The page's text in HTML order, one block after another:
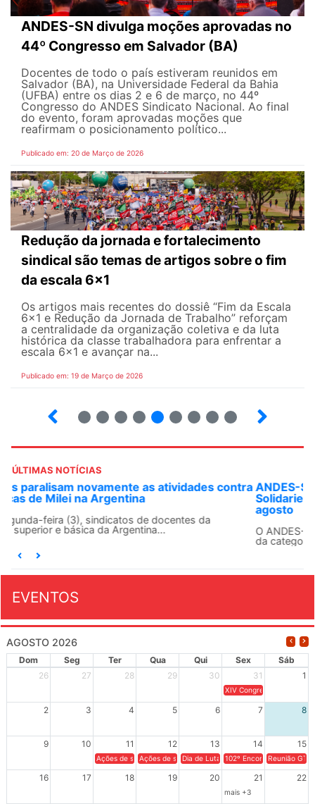
ANDES-SN divulga moções aprovadas no
44º Congresso em Salvador (BA)
Docentes de todo o país estiveram reunidos em
Salvador (BA), na Universidade Federal da Bahia
(UFBA) entre os dias 2 e 6 de março, no 44º
Congresso do ANDES Sindicato Nacional. Ao final
do evento, foram aprovadas moções que
reafirmam o posicionamento político...
Publicado em: 20 de Março de 2026
Redução da jornada e fortalecimento
sindical são temas de artigos sobre o fim
da escala 6x1
Os artigos mais recentes do dossiê “Fim da Escala
6×1 e Redução da Jornada de Trabalho” reforçam
a centralidade da organização coletiva e da luta
histórica da classe trabalhadora para enfrentar a
escala 6x1 e avançar na...
Publicado em: 19 de Março de 2026
ÚLTIMAS NOTÍCIAS
ANDES-SN convoca docentes para Dia de
Solidariedade Internacionalista com Cuba em 13 de
O ANDES-SN conclama suas seções sindicais e o conjunto
EVENTOS
AGOSTO 2026
Dom Seg Ter Qua Qui Sex
Sáb
26
27 28 29 30 31 1
XIV Congresso Brasileiro
2 3 4 5 6 7 8
9 10 11 12 13 14 15
Ações de solidariedade a Cuba no Rio Grande do Sul - 100
Ações de solidariedade a Cuba no Rio Grande do
Dia de Luta em Defesa de Cuba e da
102º Encontro da
Reunião
16 17 18 19 20 21 22
mais +3